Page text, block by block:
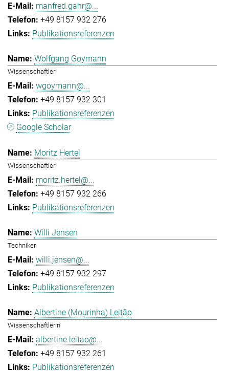
manfred.gahr@...
+49 8157 932 276
Publikationsreferenzen
Wolfgang Goymann
Wissenschaftler
wgoymann@...
+49 8157 932 301
Publikationsreferenzen
Google Scholar
Moritz Hertel
Wissenschaftler
moritz.hertel@...
+49 8157 932 266
Publikationsreferenzen
Willi Jensen
Techniker
willi.jensen@...
+49 8157 932 297
Publikationsreferenzen
Albertine (Mourinha) Leitão
Wissenschaftlerin
albertine.leitao@...
+49 8157 932 261
Publikationsreferenzen